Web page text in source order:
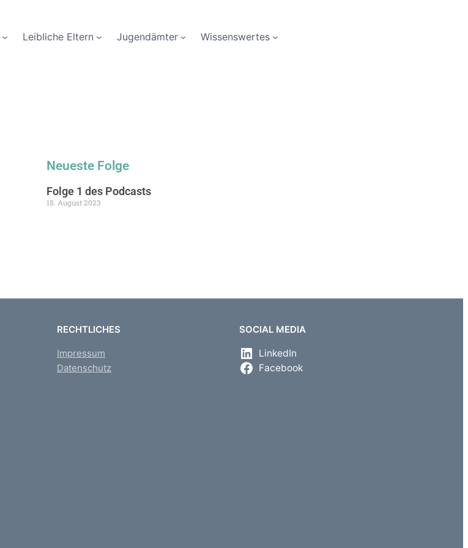
Leibliche Eltern Jugendämter Wissenswertes
Neueste Folge
Folge 1 des Podcasts
18. August 2023
RECHTLICHES
Impressum
Datenschutz
SOCIAL MEDIA
LinkedIn
Facebook